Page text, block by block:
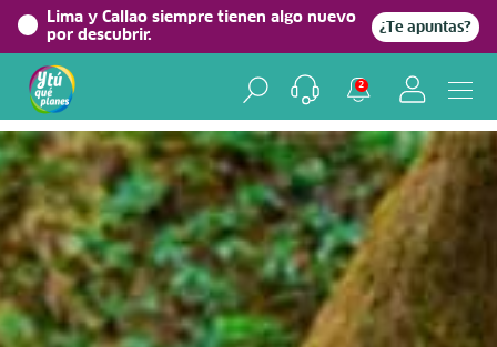
Lima y Callao siempre tienen algo nuevo
por descubrir.
¿Te apuntas?
2
Home> Experiencias >